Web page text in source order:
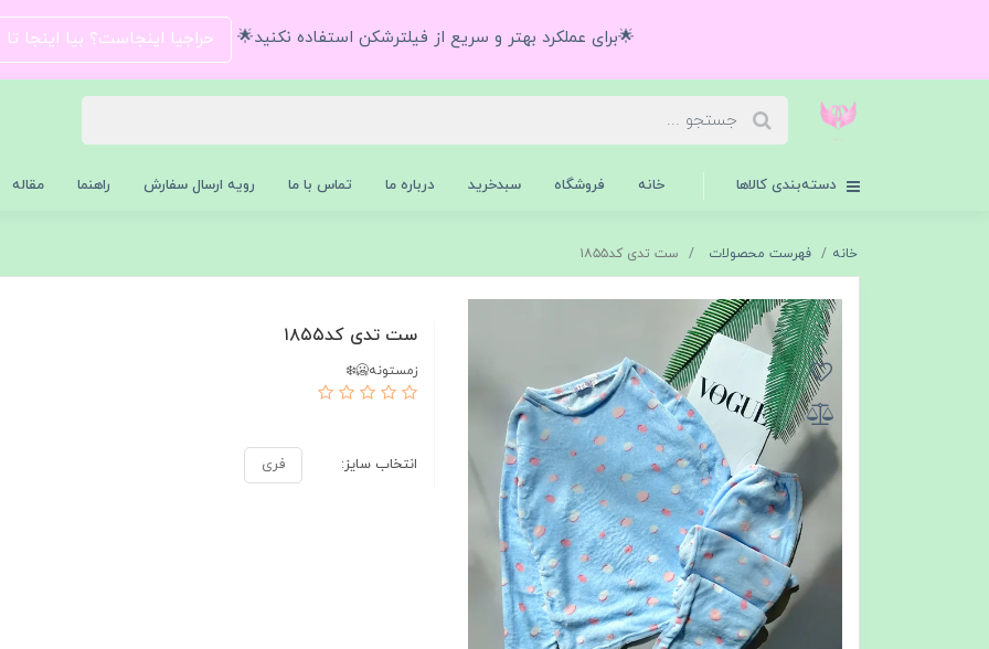
🌟برای عملکرد بهتر و سریع از فیلترشکن استفاده نکنید🌟 حراجیا اینجاست؟ بیا اینجا
دسته‌بندی کالاها خانه فروشگاه سبدخرید درباره ما تماس با ما رویه ارسال سفارش راهنما مقاله
خانه فهرست محصولات ست تدی کد۱۸۵۵
ست تدی کد۱۸۵۵
زمستونه🥶❄️
انتخاب سایز: فری